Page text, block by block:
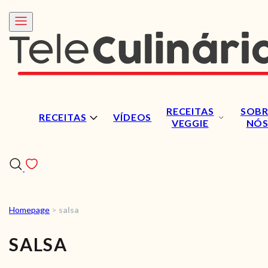
RECEITAS VÍDEOS
RECEITAS
VEGGIE
NÓS
Homepage > salsa
SALSA